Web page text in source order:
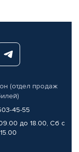
(отдел продаж
45-55
до 18.00, Сб с